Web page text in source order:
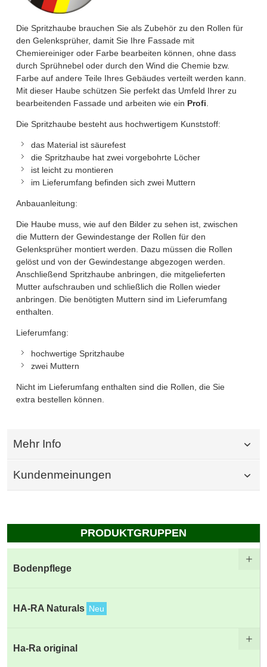
Die Spritzhaube brauchen Sie als Zubehör zu den Rollen für
den Gelenksprüher, damit Sie Ihre Fassade mit
Chemiereiniger oder Farbe bearbeiten können, ohne dass
durch Sprühnebel oder durch den Wind die Chemie bzw.
Farbe auf andere Teile Ihres Gebäudes verteilt werden kann.
Mit dieser Haube schützen Sie perfekt das Umfeld Ihrer zu
bearbeitenden Fassade und arbeiten wie ein Profi.
Die Spritzhaube besteht aus hochwertigem Kunststoff:
das Material ist säurefest
die Spritzhaube hat zwei vorgebohrte Löcher
ist leicht zu montieren
im Lieferumfang befinden sich zwei Muttern
Anbauanleitung:
Die Haube muss, wie auf den Bilder zu sehen ist, zwischen
die Muttern der Gewindestange der Rollen für den
Gelenksprüher montiert werden. Dazu müssen die Rollen
gelöst und von der Gewindestange abgezogen werden.
Anschließend Spritzhaube anbringen, die mitgelieferten
Mutter aufschrauben und schließlich die Rollen wieder
anbringen. Die benötigten Muttern sind im Lieferumfang
enthalten.
Lieferumfang:
hochwertige Spritzhaube
zwei Muttern
Nicht im Lieferumfang enthalten sind die Rollen, die Sie
extra bestellen können.
Mehr Info
Kundenmeinungen
PRODUKTGRUPPEN
Bodenpflege
HA-RA Naturals Neu
Ha-Ra original